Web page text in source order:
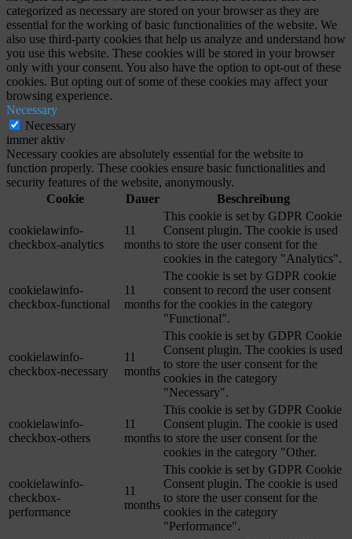
categorized as necessary are stored on your browser as they are
essential for the working of basic functionalities of the website. We
also use third-party cookies that help us analyze and understand how
you use this website. These cookies will be stored in your browser
only with your consent. You also have the option to opt-out of these
cookies. But opting out of some of these cookies may affect your
browsing experience.
Necessary
Necessary
immer aktiv
Necessary cookies are absolutely essential for the website to
function properly. These cookies ensure basic functionalities and
security features of the website, anonymously.
Cookie
Dauer Beschreibung
cookielawinfo-
checkbox-analytics
11
months
This cookie is set by GDPR Cookie
Consent plugin. The cookie is used
to store the user consent for the
cookies in the category "Analytics".
cookielawinfo-
checkbox-functional
11
months
The cookie is set by GDPR cookie
consent to record the user consent
for the cookies in the category
"Functional".
cookielawinfo-
checkbox-necessary
11
months
This cookie is set by GDPR Cookie
Consent plugin. The cookies is used
to store the user consent for the
cookies in the category
"Necessary".
cookielawinfo-
checkbox-others
11
months
This cookie is set by GDPR Cookie
Consent plugin. The cookie is used
to store the user consent for the
cookies in the category "Other.
cookielawinfo-
checkbox-
performance
11
months
This cookie is set by GDPR Cookie
Consent plugin. The cookie is used
to store the user consent for the
cookies in the category
"Performance".